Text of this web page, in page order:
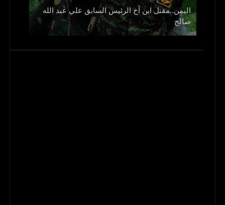
اليمن..مقتل ابن أخ الرئيس السابق علي عبد الله
صالح